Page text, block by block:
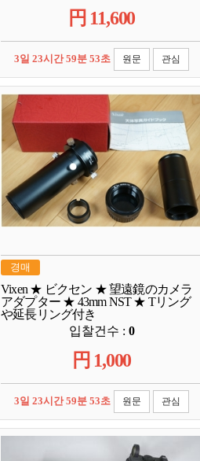
円 11,600
3일 23시간 59분 52초 원문 관심
경매
Vixen ★ ビクセン ★ 望遠鏡のカメラ
アダプター ★ 43mm NST ★ Tリング
や延長リング付き
입찰건수 : 0
円 1,000
3일 23시간 59분 52초 원문 관심